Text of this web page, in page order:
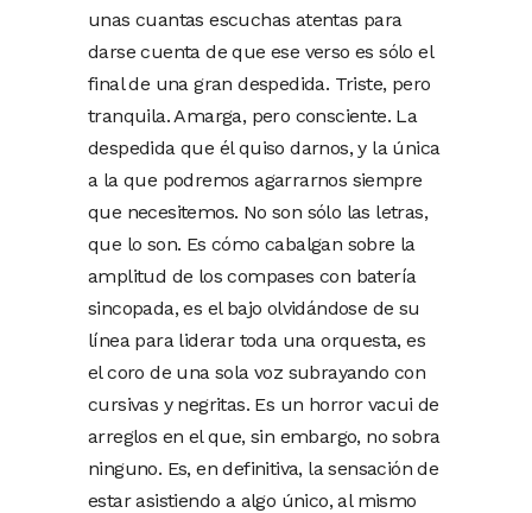
unas cuantas escuchas atentas para
darse cuenta de que ese verso es sólo el
final de una gran despedida. Triste, pero
tranquila. Amarga, pero consciente. La
despedida que él quiso darnos, y la única
a la que podremos agarrarnos siempre
que necesitemos. No son sólo las letras,
que lo son. Es cómo cabalgan sobre la
amplitud de los compases con batería
sincopada, es el bajo olvidándose de su
línea para liderar toda una orquesta, es
el coro de una sola voz subrayando con
cursivas y negritas. Es un horror vacui de
arreglos en el que, sin embargo, no sobra
ninguno. Es, en definitiva, la sensación de
estar asistiendo a algo único, al mismo